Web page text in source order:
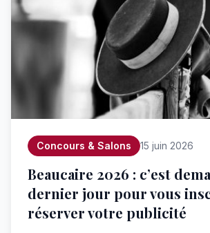
Concours & Salons 15 juin 2026
Beaucaire 2026 : c’est
dernier jour pour vous
réserver votre publicité